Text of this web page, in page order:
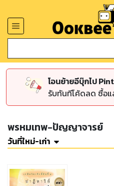
โอนย้ายอีบุ๊กไป
รับทันทีโค้ดลด ซื้อแ
พรหมเทพ-ปัญญาจารย์
วันที่ใหม่-เก่า